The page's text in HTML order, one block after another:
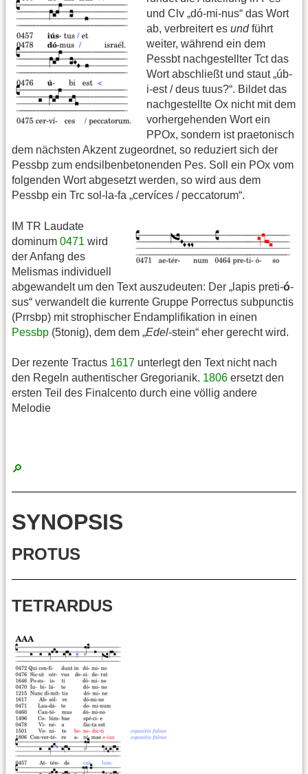
und Clv „dó-mi-nus“ das Wort
ab, verbreitert es undführt
weiter, während ein dem
Pessbt nachgestellter Tct das
Wort abschließt und staut „úb-
i-est / deus tuus?“. Bildet das
nachgestellte Ox nicht mit dem
vorhergehenden Wort ein
PPOx, sondern ist praetonisch
dem nächsten Akzent zugeordnet, so reduziert sich der
Pessbp zum endsilbenbetonenden Pes. Soll ein POx vom
folgenden Wort abgesetzt werden, so wird aus dem
Pessbp ein Trc sol-la-fa „cervíces / peccatorum“.
IM TR Laudate
dominum 0471 wird
der Anfang des
Melismas individuell
abgewandelt um den Text auszudeuten: Der „lapis preti-ó-
sus“ verwandelt die kurrente Gruppe Porrectus subpunctis
(Prrsbp) mit strophischer Endamplifikation in einen
Pessbp (5tonig), dem dem „Edel-stein“ eher gerecht wird.
Der rezente Tractus 1617 unterlegt den Text nicht nach
den Regeln authentischer Gregorianik. 1806 ersetzt den
ersten Teil des Finalcento durch eine völlig andere
Melodie
🔎
SYNOPSIS
PROTUS
TETRARDUS